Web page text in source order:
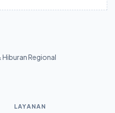
Regional
LAYANAN